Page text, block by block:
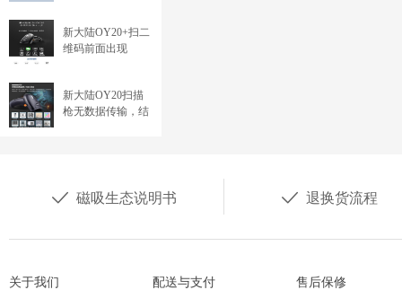
新大陆OY20+扫二
维码前面出现
新大陆OY20扫描
枪无数据传输，结
 磁吸生态说明书  退换货流程
关于我们 配送与支付 售后保修